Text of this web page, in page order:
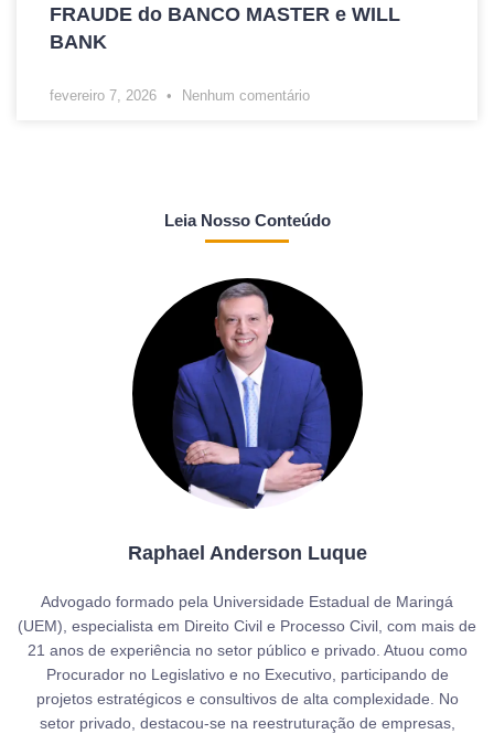
FRAUDE do BANCO MASTER e WILL
BANK
fevereiro 7, 2026 Nenhum comentário
Leia Nosso Conteúdo
Raphael Anderson Luque
Advogado formado pela Universidade Estadual de Maringá
(UEM), especialista em Direito Civil e Processo Civil, com mais de
21 anos de experiência no setor público e privado. Atuou como
Procurador no Legislativo e no Executivo, participando de
projetos estratégicos e consultivos de alta complexidade. No
setor privado, destacou-se na reestruturação de empresas,